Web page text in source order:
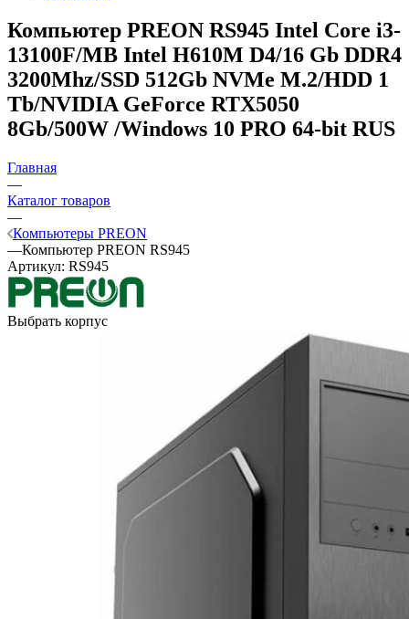
Компьютер PREON RS945 Intel Core i3-
13100F/MB Intel H610M D4/16 Gb DDR4
3200Mhz/SSD 512Gb NVMe M.2/HDD 1
Tb/NVIDIA GeForce RTX5050
8Gb/500W /Windows 10 PRO 64-bit RUS
Главная
—
Каталог товаров
—
Компьютеры PREON
—Компьютер PREON RS945
Артикул: RS945
Выбрать корпус